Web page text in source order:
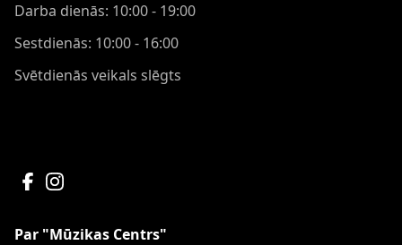
Darba dienās: 10:00 - 19:00
Sestdienās: 10:00 - 16:00
Svētdienās veikals slēgts
Par "Mūzikas Centrs"